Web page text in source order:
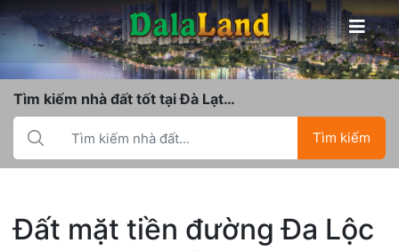
Tìm kiếm nhà đất tốt tại Đà Lạt…
Tìm kiếm
Đất mặt tiền đường Đa Lộc